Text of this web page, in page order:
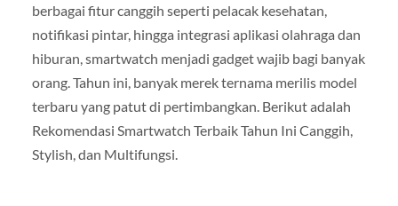
berbagai fitur canggih seperti pelacak kesehatan,
notifikasi pintar, hingga integrasi aplikasi olahraga dan
hiburan, smartwatch menjadi gadget wajib bagi banyak
orang. Tahun ini, banyak merek ternama merilis model
terbaru yang patut di pertimbangkan. Berikut adalah
Rekomendasi Smartwatch Terbaik Tahun Ini Canggih,
Stylish, dan Multifungsi.